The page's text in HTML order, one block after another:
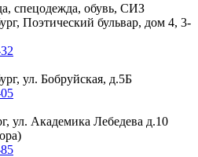
спецодежда, обувь, СИЗ
Поэтический бульвар, дом 4, 3-
ул. Бобруйская, д.5Б
ул. Академика Лебедева д.10